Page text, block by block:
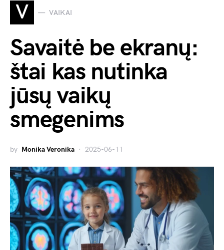
V VAIKAI
Savaitė be ekranų:
štai kas nutinka
jūsų vaikų
smegenims
by Monika Veronika 2025-06-11